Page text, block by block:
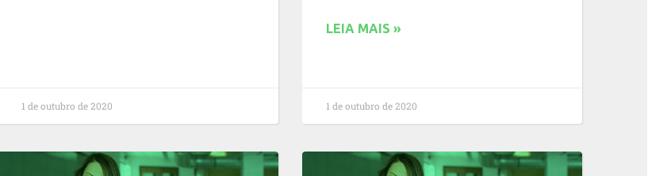
1 de outubro de 2020
LEIA MAIS »
1 de outubro de 2020